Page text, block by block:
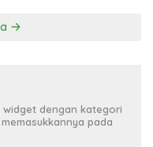
dengan kategori
pada